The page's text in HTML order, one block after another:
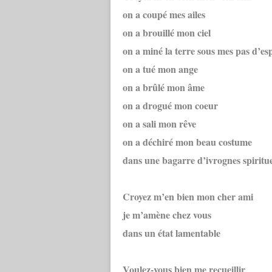
on a coupé mes ailes
on a brouillé mon ciel
on a miné la terre sous mes pas
on a tué mon ange
on a brûlé mon âme
on a drogué mon coeur
on a sali mon rêve
on a déchiré mon beau costume
dans une bagarre d’ivrognes
Croyez m’en bien mon cher ami
je m’amène chez vous
dans un état lamentable